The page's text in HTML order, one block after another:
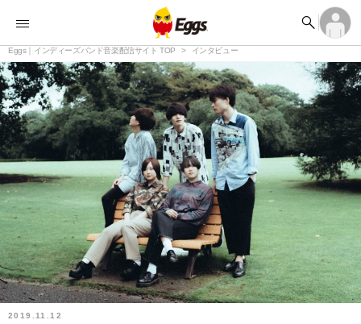


ランキング 
記事 
タイムライン 
ライブ情報 
楽曲アップロード 
ログイン
アカウント登録
ログイン
アカウント登録
Eggs｜インディーズバンド音楽配信サイト TOP インタビュー
2019.11.12